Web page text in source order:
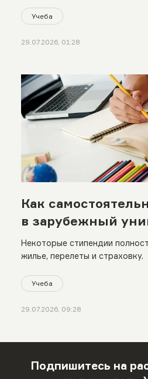
Учеба
29.07.2026, 01:28
Как
в зарубежный
Некоторые стипендии
жилье, перелеты и страховку.
Учеба
29.07.2026, 09:28
Подпишитесь на